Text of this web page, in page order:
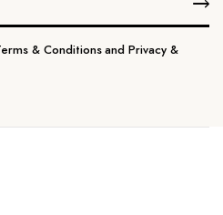
& Conditions and Privacy &